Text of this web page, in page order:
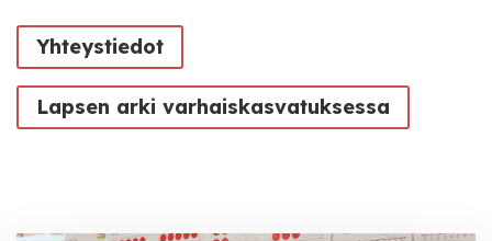
Yhteystiedot
Lapsen arki varhaiskasvatuksessa